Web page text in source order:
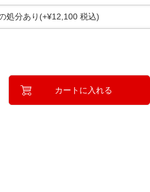
カートに入れる